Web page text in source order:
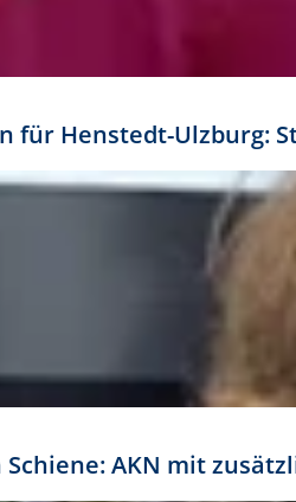
für Henstedt-Ulzburg:
AKN mit